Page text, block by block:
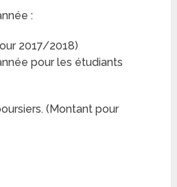
:
2017/2018)
pour les étudiants
(Montant pour